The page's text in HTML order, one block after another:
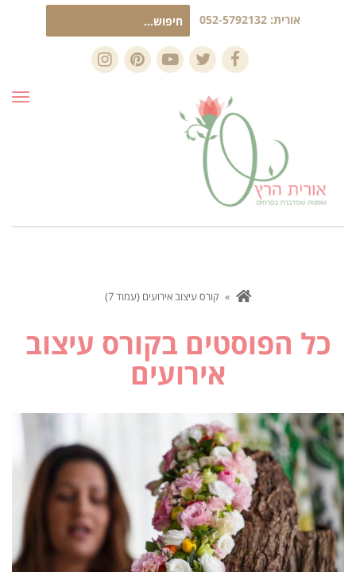
אורית: 052-5792132
עבור:
Facebook
Twitter
YouTube
Pinterest
Instagram
» קורס עיצוב אירועים (עמוד 7)
כל הפוסטים בקורס עיצוב
אירועים